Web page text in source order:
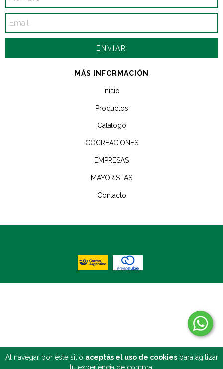
Al navegar por este sitio aceptás el uso de cookiespara agilizar
tu experiencia de compra.
MÁS INFORMACIÓN
Inicio
Productos
Catálogo
COCREACIONES
EMPRESAS
MAYORISTAS
Contacto
COPYRIGHT BISNÚ - 2026. TODOS LOS DERECHOS RESERVADOS.
INGRESÁ ACÁ.